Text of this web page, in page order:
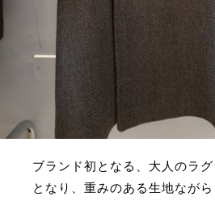
ブランド初となる、大人のラ
となり、重みのある生地なが